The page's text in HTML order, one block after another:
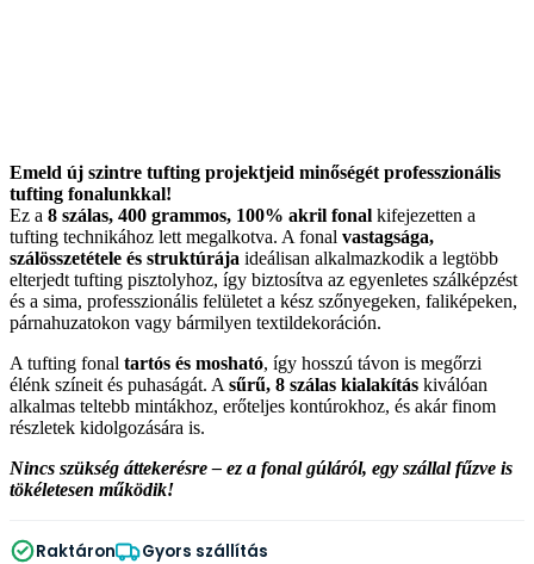
Emeld új szintre tufting projektjeid minőségét professzionális
tufting fonalunkkal!
Ez a 8 szálas, 400 grammos, 100% akril fonal kifejezetten a
tufting technikához lett megalkotva. A fonal vastagsága,
szálösszetétele és struktúrája ideálisan alkalmazkodik a legtöbb
elterjedt tufting pisztolyhoz, így biztosítva az egyenletes szálképzést
és a sima, professzionális felületet a kész szőnyegeken, faliképeken,
párnahuzatokon vagy bármilyen textildekoráción.
A tufting fonal tartós és mosható, így hosszú távon is megőrzi
élénk színeit és puhaságát. A sűrű, 8 szálas kialakítás kiválóan
alkalmas teltebb mintákhoz, erőteljes kontúrokhoz, és akár finom
részletek kidolgozására is.
Nincs szükség áttekerésre – ez a fonal gúláról, egy szállal fűzve is
tökéletesen működik!
Raktáron
Gyors szállítás